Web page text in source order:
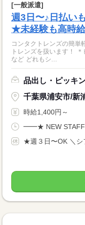
[一般派遣]
週3日〜♪日払い
★未経験も高時給
コンタクトレンズの簡単軽作業♪ ▼具体的には… 倉
トレンズを扱います！ ＊ピッキング ＊検品 ＊梱包 ＊入出荷作業
など どれもシ...
品出し・ピッキ
千葉県浦安市/新
時給1,400円～
━━★ NEW
★週３日〜OK ＼シ